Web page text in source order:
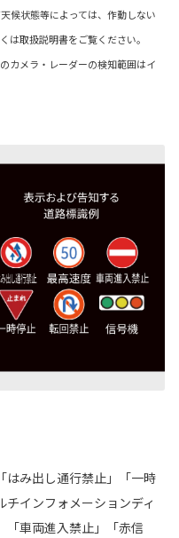
状態等によっては、作動しない
は取扱説明書をご覧ください。
メラ・レーダーの検知範囲はイ
はみ出し通行禁止」「一時
インフォメーションディ
「車両進入禁止」「赤信